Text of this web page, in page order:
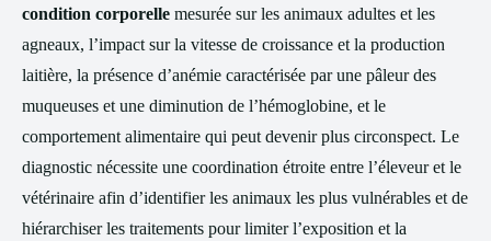
condition corporelle mesurée sur les animaux adultes et les
agneaux, l’impact sur la vitesse de croissance et la production
laitière, la présence d’anémie caractérisée par une pâleur des
muqueuses et une diminution de l’hémoglobine, et le
comportement alimentaire qui peut devenir plus circonspect. Le
diagnostic nécessite une coordination étroite entre l’éleveur et le
vétérinaire afin d’identifier les animaux les plus vulnérables et de
hiérarchiser les traitements pour limiter l’exposition et la